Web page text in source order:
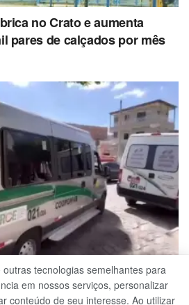
no Crato e aumenta
pares de calçados por mês
tecnologias semelhantes para
em nossos serviços, personalizar
conteúdo de seu interesse. Ao utilizar